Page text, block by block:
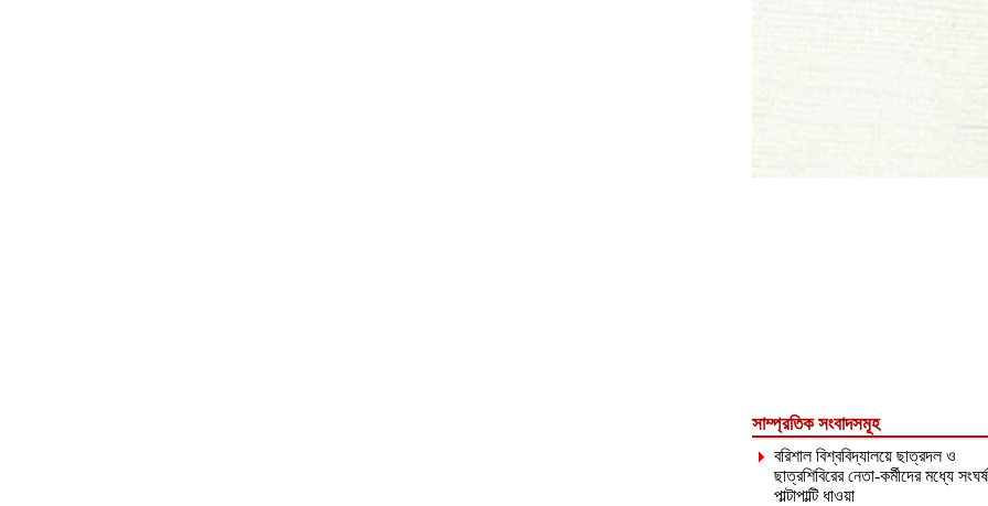
সাম্প্রতিক সংবাদসমূহ
বরিশাল বিশ্ববিদ্যালয়ে ছাত্রদল ও
ছাত্রশিবিরের নেতা-কর্মীদের মধ্যে
পাল্টাপাল্টি ধাওয়া